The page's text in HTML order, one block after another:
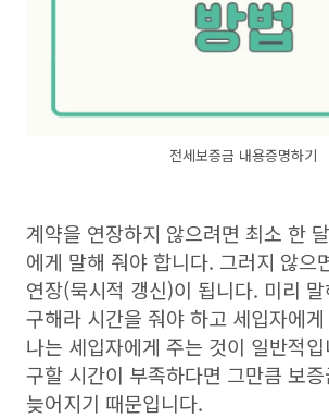
전세보증금 내용증명하기
계약을 연장하지 않으려면 최소 한
에게 말해 줘야 합니다. 그러지 않으
연장(묵시적 갱신)이 됩니다. 미리
구해라 시간을 줘야 하고 세입자에
나는 세입자에게 주는 것이 일반적
구할 시간이 부족하다면 그만큼 보
늦어지기 때문입니다.